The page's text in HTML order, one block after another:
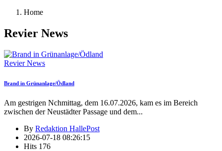
Home
Revier News
Revier News
Brand in Grünanlage/Ödland
Am gestrigen Nchmittag, dem 16.07.2026, kam es im Bereich
zwischen der Neustädter Passage und dem...
By Redaktion HallePost
2026-07-18 08:26:15
Hits 176